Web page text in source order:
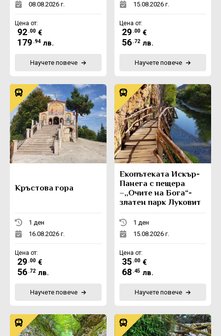
08.08.2026 г.
Цена от:
92 .00 €
179 .94 лв.
Научете повече
15.08.2026 г.
Цена от:
29 .00 €
56 .72 лв.
Научете повече
Кръстова гора
1 ден
16.08.2026 г.
Цена от:
29 .00 €
56 .72 лв.
Научете повече
Eкопътеката Искър-
Панега с пещера
–,,Очите на Бога“-
златен парк Луковит
1 ден
15.08.2026 г.
Цена от:
35 .00 €
68 .45 лв.
Научете повече